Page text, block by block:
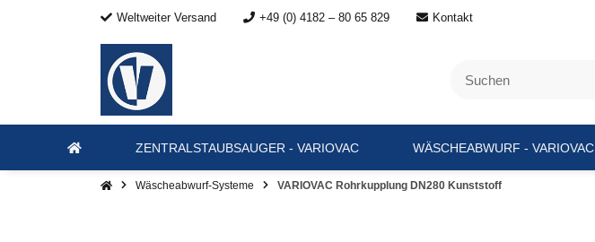
Weltweiter Versand +49 (0) 4182 – 80 65 829 Kontakt
ZENTRALSTAUBSAUGER - VARIOVAC WÄSCHEABWURF - VARIOVAC
Wäscheabwurf-Systeme VARIOVAC Rohrkupplung DN280 Kunststoff